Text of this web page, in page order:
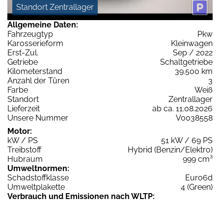
Standort Zentrallager
Allgemeine Daten:
Fahrzeugtyp
Pkw
Karosserieform
Kleinwagen
Erst-Zul.
Sep / 2022
Getriebe
Schaltgetriebe
Kilometerstand
39.500 km
Anzahl der Türen
3
Farbe
Weiß
Standort
Zentrallager
Lieferzeit
ab ca. 11.08.2026
Unsere Nummer
V0038558
Motor:
kW / PS
51 kW / 69 PS
Treibstoff
Hybrid (Benzin/Elektro)
Hubraum
999 cm³
Umweltnormen:
Schadstoffklasse
Euro6d
Umweltplakette
4 (Green)
Verbrauch und Emissionen nach WLTP: